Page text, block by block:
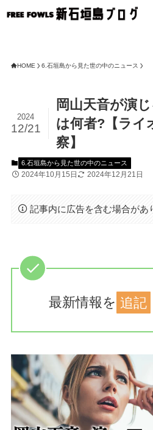
HOME 6.石垣島から見た世の中のニュース
岡山天音が演
は何者?【ライ
察】
2024
12/21
6.石垣島から見た世の中のニュース
2024年10月15日 2024年12月21日
記事内に広告を含む場合があ
最新情報を 追記